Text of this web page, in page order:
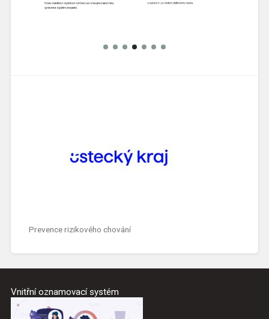
Prevence rizikového chování
Vnitřní oznamovací systém